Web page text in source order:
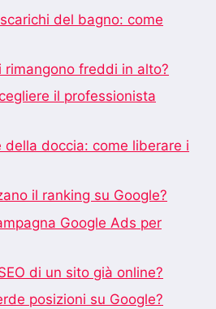
del bagno: come
rimangono freddi in alto?
il professionista
della doccia: come liberare i
il ranking su Google?
Google Ads per
di un sito già online?
posizioni su Google?